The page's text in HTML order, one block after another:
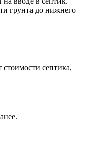
грунта до нижнего
септика,